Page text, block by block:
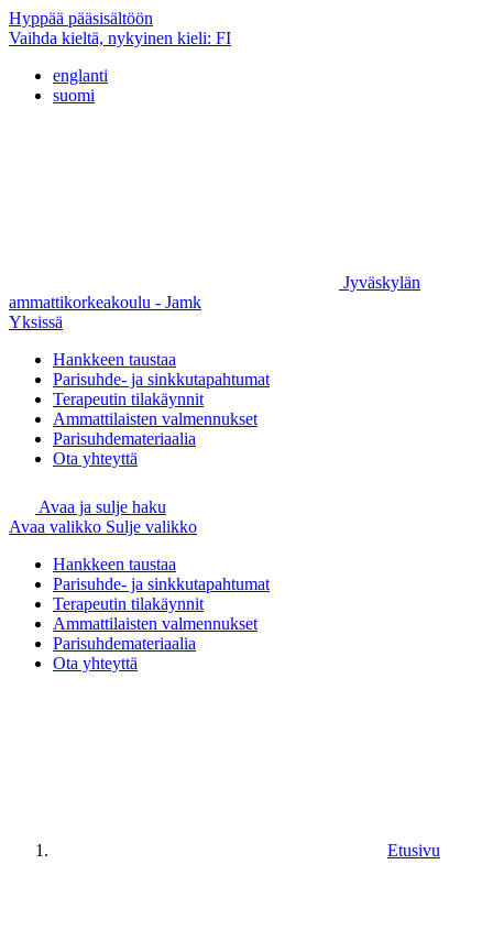
Hyppää pääsisältöön
Vaihda kieltä, nykyinen kieli: FI
englanti
suomi
Jyväskylän
ammattikorkeakoulu - Jamk
Yksissä
Hankkeen taustaa
Parisuhde- ja sinkkutapahtumat
Terapeutin tilakäynnit
Ammattilaisten valmennukset
Parisuhdemateriaalia
Ota yhteyttä
Avaa ja sulje haku
Avaa valikko Sulje valikko
Hankkeen taustaa
Parisuhde- ja sinkkutapahtumat
Terapeutin tilakäynnit
Ammattilaisten valmennukset
Parisuhdemateriaalia
Ota yhteyttä
Etusivu